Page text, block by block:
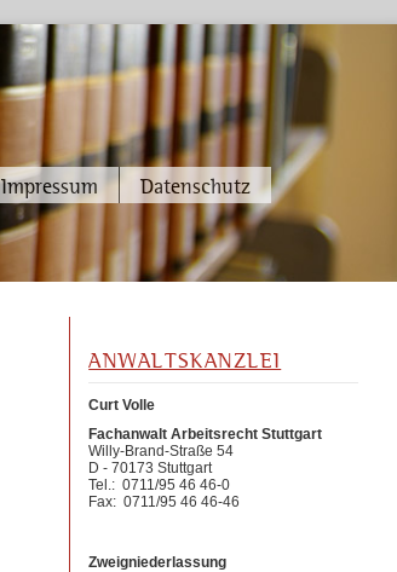
Navigation
überspringen
Impressum Datenschutz
ANWALTSKANZLEI
Curt Volle
Fachanwalt Arbeitsrecht Stuttgart
Willy-Brand-Straße 54
D - 70173 Stuttgart
Tel.: 0711/95 46 46-0
Fax: 0711/95 46 46-46
Zweigniederlassung